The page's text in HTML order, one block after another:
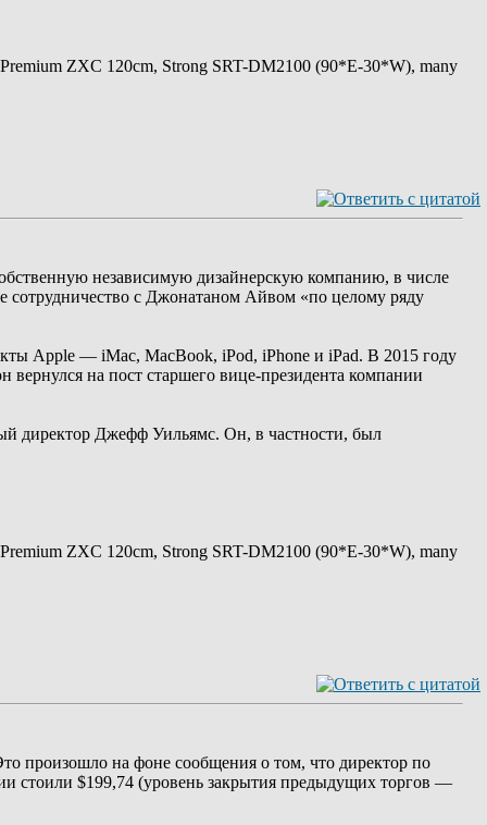
ZXC 120cm, Strong SRT-DM2100 (90*E-30*W), many
независимую дизайнерскую компанию, в числе
сотрудничество с Джонатаном Айвом «по целому ряду
Apple — iMac, MacBook, iPod, iPhone и iPad. В 2015 году
на пост старшего вице-президента компании
директор Джефф Уильямс. Он, в частности, был
ZXC 120cm, Strong SRT-DM2100 (90*E-30*W), many
произошло на фоне сообщения о том, что директор по
стоили $199,74 (уровень закрытия предыдущих торгов —